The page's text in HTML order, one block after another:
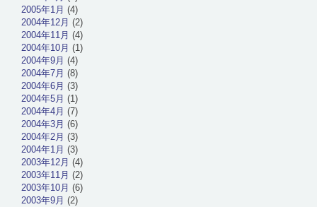
2005年1月 (4)
2004年12月 (2)
2004年11月 (4)
2004年10月 (1)
2004年9月 (4)
2004年7月 (8)
2004年6月 (3)
2004年5月 (1)
2004年4月 (7)
2004年3月 (6)
2004年2月 (3)
2004年1月 (3)
2003年12月 (4)
2003年11月 (2)
2003年10月 (6)
2003年9月 (2)